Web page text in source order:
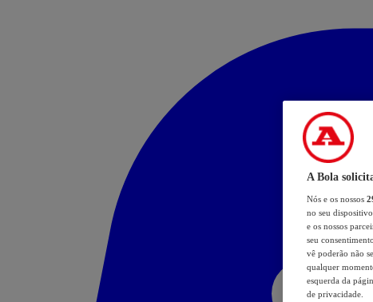
A Bola
Nós e os nossos
no seu
e os nossos
seu
vê poderão não
qualquer
esquerda da
de privacidade.